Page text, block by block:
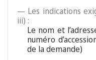
— Les indications
iii) :
Le nom et
numéro
de la demande)